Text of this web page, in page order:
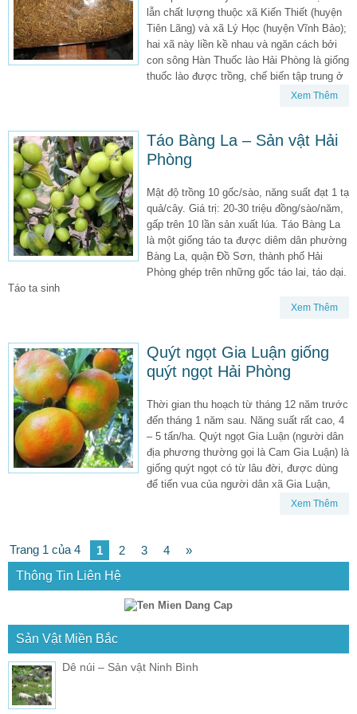
lẫn chất lượng thuộc xã Kiến Thiết (huyện
Tiên Lãng) và xã Lý Học (huyện Vĩnh Bảo);
hai xã này liền kề nhau và ngăn cách bởi
con sông Hàn Thuốc lào Hải Phòng là giống
thuốc lào được trồng, chế biến tập trung ở
Xem Thêm
Táo Bàng La – Sản vật Hải
Phòng
Mật độ trồng 10 gốc/sào, năng suất đạt 1 tạ
quả/cây. Giá trị: 20-30 triệu đồng/sào/năm,
gấp trên 10 lần sản xuất lúa. Táo Bàng La
là một giống táo ta được diêm dân phường
Bàng La, quận Đồ Sơn, thành phố Hải
Phòng ghép trên những gốc táo lai, táo dại.
Táo ta sinh
Xem Thêm
Quýt ngọt Gia Luận giống
quýt ngọt Hải Phòng
Thời gian thu hoạch từ tháng 12 năm trước
đến tháng 1 năm sau. Năng suất rất cao, 4
– 5 tấn/ha. Quýt ngọt Gia Luận (người dân
địa phương thường gọi là Cam Gia Luận) là
giống quýt ngọt có từ lâu đời, được dùng
để tiến vua của người dân xã Gia Luận,
Xem Thêm
Trang 1 của 4 1 2 3 4
»
Thông Tin Liên Hệ
Sản Vật Miền Bắc
Dê núi – Sản vật Ninh Bình